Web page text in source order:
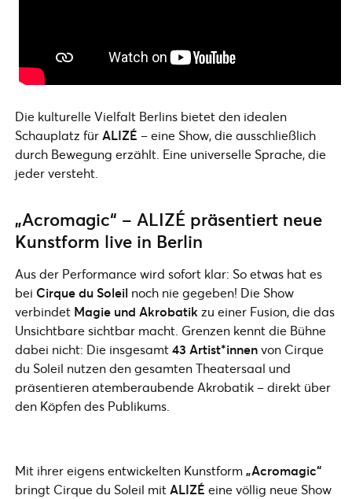
Die kulturelle Vielfalt Berlins bietet den idealen
Schauplatz fürALIZÉ – eine Show, die ausschließlich
durch Bewegung erzählt. Eine universelle Sprache, die
jeder versteht.
„Acromagic“ – ALIZÉ präsentiert neue
Kunstform live in Berlin
Aus der Performance wird sofort klar: So etwas hat es
bei Cirque du Soleil noch nie gegeben! Die Show
verbindet Magie und Akrobatik zu einer Fusion, die das
Unsichtbare sichtbar macht. Grenzen kennt die Bühne
dabei nicht: Die insgesamt43 Artist*innenvon Cirque
du Soleil nutzen den gesamten Theatersaal und
präsentieren atemberaubende Akrobatik – direkt über
den Köpfen des Publikums.
Mit ihrer eigens entwickelten Kunstform„Acromagic“
bringt Cirque du Soleil mitALIZÉ eine völlig neue Show